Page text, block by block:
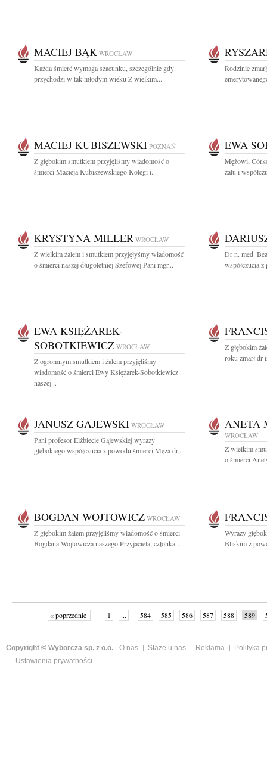
MACIEJ BĄK WROCŁAW
Każda śmierć wymaga szacunku, szczególnie gdy
przychodzi w tak młodym wieku Z wielkim...
Rodzinie
MACIEJ KUBISZEWSKI POZNAŃ
Z głębokim smutkiem przyjęliśmy wiadomość o
śmierci Macieja Kubiszewskiego Kolegi i...
EWA
Mężowi,
żalu i
KRYSTYNA MILLER WROCŁAW
Z wielkim żalem i smutkiem przyjęłyśmy wiadomość
o śmierci naszej długoletniej Szefowej Pani mgr...
Dr n. med.
współczucia
EWA KSIĘŻAREK-
SOBOTKIEWICZ WROCŁAW
Z ogromnym smutkiem i żalem przyjęliśmy
wiadomość o śmierci Ewy Księżarek-Sobotkiewicz
naszej...
Z głębokim
roku zmarł dr
JANUSZ GAJEWSKI WROCŁAW
Pani profesor Elżbiecie Gajewskiej wyrazy
głębokiego współczucia z powodu śmierci Męża dr....
ANETA
WROCŁAW
Z wielkim
o śmierci
BOGDAN WOJTOWICZ WROCŁAW
Z głębokim żalem przyjęliśmy wiadomość o śmierci
Bogdana Wojtowicza naszego Przyjaciela, członka...
Wyrazy
Bliskim z
« poprzednie 1 ... 584 585 586 587 588 589
Copyright © Wyborcza sp. z o.o. O nas Staże u nas Reklama
Polityka
Ustawienia prywatności